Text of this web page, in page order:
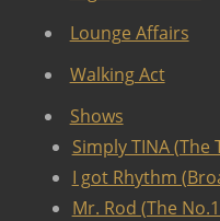
Lounge Affairs
Walking Act
Shows
Simply TINA
I got Rhythm
Mr. Rod (The